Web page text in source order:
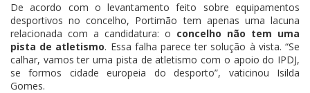
De acordo com o levantamento feito sobre equipamentos
desportivos no concelho, Portimão tem apenas uma lacuna
relacionada com a candidatura: o concelho não tem uma
pista de atletismo. Essa falha parece ter solução à vista. “Se
calhar, vamos ter uma pista de atletismo com o apoio do IPDJ,
se formos cidade europeia do desporto”, vaticinou Isilda
Gomes.